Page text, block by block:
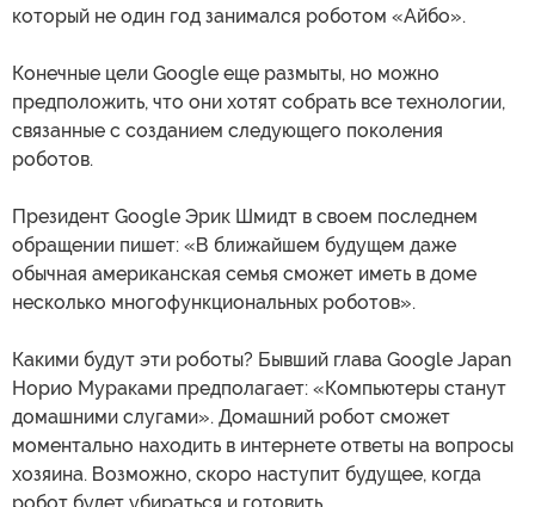
который не один год занимался роботом «Айбо».
Конечные цели Google еще размыты, но можно
предположить, что они хотят собрать все технологии,
связанные с созданием следующего поколения
роботов.
Президент Google Эрик Шмидт в своем последнем
обращении пишет: «В ближайшем будущем даже
обычная американская семья сможет иметь в доме
несколько многофункциональных роботов».
Какими будут эти роботы? Бывший глава Google Japan
Норио Мураками предполагает: «Компьютеры станут
домашними слугами». Домашний робот сможет
моментально находить в интернете ответы на вопросы
хозяина. Возможно, скоро наступит будущее, когда